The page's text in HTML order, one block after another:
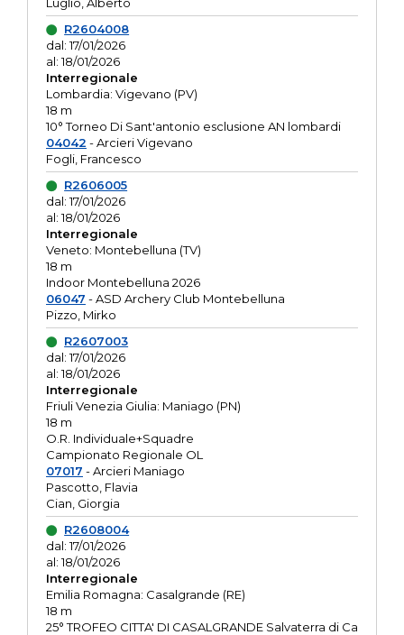
R2604008
dal: 17/01/2026
al: 18/01/2026
Interregionale
Lombardia: Vigevano (PV)
18 m
10° Torneo Di Sant'antonio esclusione AN lombardi
04042 - Arcieri Vigevano
Fogli, Francesco
R2606005
dal: 17/01/2026
al: 18/01/2026
Interregionale
Veneto: Montebelluna (TV)
18 m
Indoor Montebelluna 2026
06047 - ASD Archery Club Montebelluna
Pizzo, Mirko
R2607003
dal: 17/01/2026
al: 18/01/2026
Interregionale
Friuli Venezia Giulia: Maniago (PN)
18 m
O.R. Individuale+Squadre
Campionato Regionale OL
07017 - Arcieri Maniago
Pascotto, Flavia
Cian, Giorgia
R2608004
dal: 17/01/2026
al: 18/01/2026
Interregionale
Emilia Romagna: Casalgrande (RE)
18 m
25° TROFEO CITTA' DI CASALGRANDE Salvaterra di Ca